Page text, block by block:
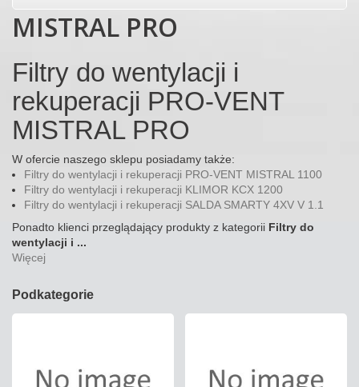
MISTRAL PRO
Filtry do wentylacji i
rekuperacji PRO-VENT
MISTRAL PRO
W ofercie naszego sklepu posiadamy także:
Filtry do wentylacji i rekuperacji PRO-VENT MISTRAL 1100
Filtry do wentylacji i rekuperacji KLIMOR KCX 1200
Filtry do wentylacji i rekuperacji SALDA SMARTY 4XV V 1.1
Ponadto klienci przeglądający produkty z kategorii Filtry do
wentylacji i ...
Więcej
Podkategorie